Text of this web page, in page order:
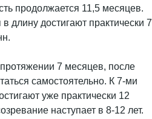
продолжается 11,5 месяцев.
достигают практически 7
7 месяцев, после
самостоятельно. К 7-ми
уже практически 12
наступает в 8-12 лет.